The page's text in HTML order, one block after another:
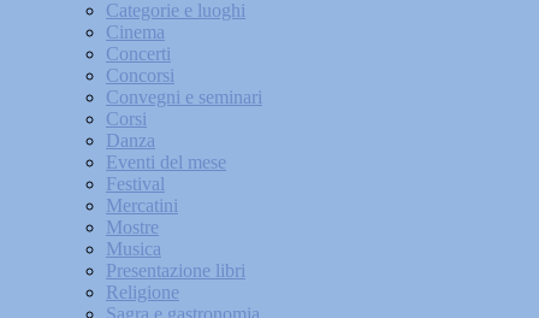
Categorie e luoghi
Cinema
Concerti
Concorsi
Convegni e seminari
Corsi
Danza
Eventi del mese
Festival
Mercatini
Mostre
Musica
Presentazione libri
Religione
Sagra e gastronomia